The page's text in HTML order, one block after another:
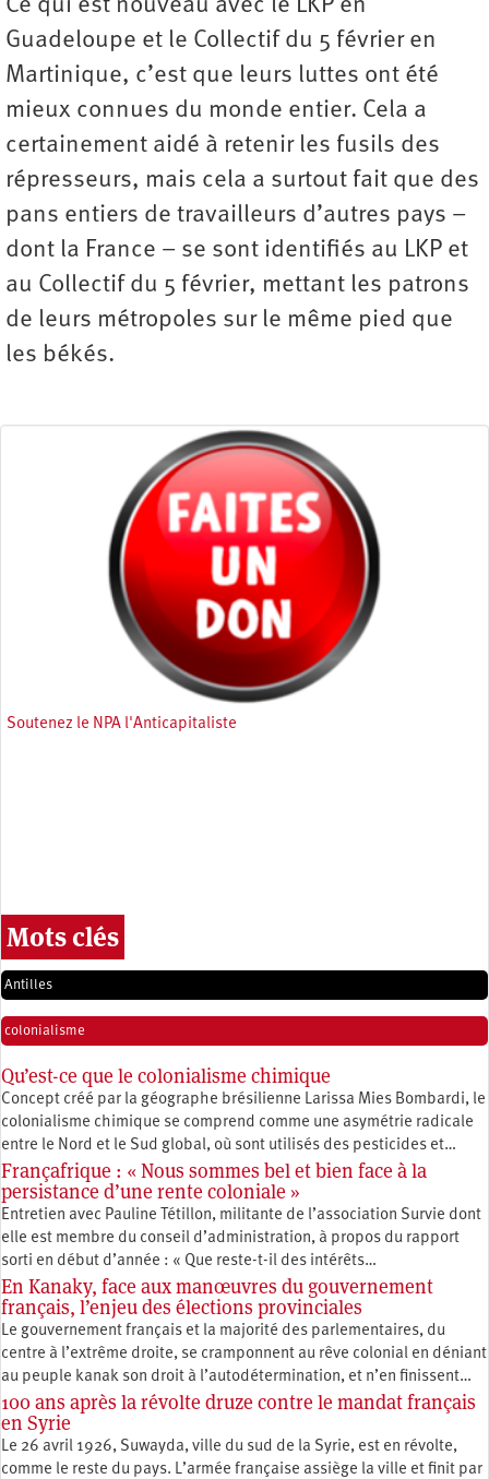
Ce qui est nouveau avec le LKP en
Guadeloupe et le Collectif du 5 février en
Martinique, c’est que leurs luttes ont été
mieux connues du monde entier. Cela a
certainement aidé à retenir les fusils des
répresseurs, mais cela a surtout fait que des
pans entiers de travailleurs d’autres pays –
dont la France – se sont identifiés au LKP et
au Collectif du 5 février, mettant les patrons
de leurs métropoles sur le même pied que
les békés.
Soutenez le NPA l'Anticapitaliste
Mots clés
Antilles
colonialisme
Qu’est-ce que le colonialisme chimique
Concept créé par la géographe brésilienne Larissa Mies Bombardi, le
colonialisme chimique se comprend comme une asymétrie radicale
entre le Nord et le Sud global, où sont utilisés des pesticides et…
Françafrique : « Nous sommes bel et bien face à la
persistance d’une rente coloniale »
Entretien avec Pauline Tétillon, militante de l’association Survie dont
elle est membre du conseil d’administration, à propos du rapport
sorti en début d’année : « Que reste-t-il des intérêts…
En Kanaky, face aux manœuvres du gouvernement
français, l’enjeu des élections provinciales
Le gouvernement français et la majorité des parlementaires, du
centre à l’extrême droite, se cramponnent au rêve colonial en déniant
au peuple kanak son droit à l’autodétermination, et n’en finissent…
100 ans après la révolte druze contre le mandat français
en Syrie
Le 26 avril 1926, Suwayda, ville du sud de la Syrie, est en révolte,
comme le reste du pays. L’armée française assiège la ville et finit par